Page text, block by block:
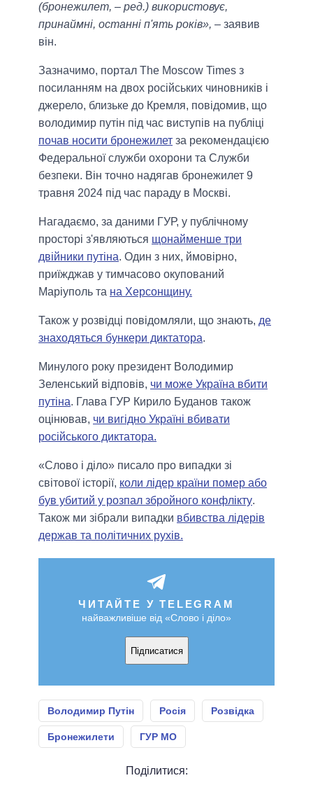
(бронежилет, – ред.) використовує,
принаймні, останні п'ять років», – заявив
він.
Зазначимо, портал The Moscow Times з
посиланням на двох російських чиновників і
джерело, близьке до Кремля, повідомив, що
володимир путін під час виступів на публіці
почав носити бронежилет за рекомендацією
Федеральної служби охорони та Служби
безпеки. Він точно надягав бронежилет 9
травня 2024 під час параду в Москві.
Нагадаємо, за даними ГУР, у публічному
просторі з'являються щонайменше три
двійники путіна. Один з них, ймовірно,
приїжджав у тимчасово окупований
Маріуполь та на Херсонщину.
Також у розвідці повідомляли, що знають, де
знаходяться бункери диктатора.
Минулого року президент Володимир
Зеленський відповів, чи може Україна вбити
путіна. Глава ГУР Кирило Буданов також
оцінював, чи вигідно Україні вбивати
російського диктатора.
«Слово і діло» писало про випадки зі
світової історії, коли лідер країни помер або
був убитий у розпал збройного конфлікту.
Також ми зібрали випадки вбивства лідерів
держав та політичних рухів.
ЧИТАЙТЕ У TELEGRAM
найважливіше від «Слово і діло»
Підписатися
Володимир Путін Росія Розвідка
Бронежилети ГУР МО
Поділитися: